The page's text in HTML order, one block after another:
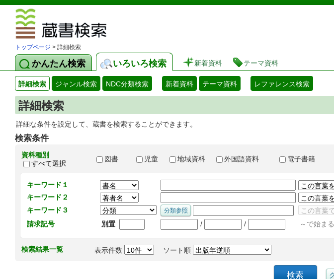
トップページ > 詳細検索
かんたん検索 いろいろ検索 新着資料 テーマ資料
詳細検索 ジャンル検索 NDC分類検索 新着資料 テーマ資料 レファレンス検索
詳細検索
詳細な条件を設定して、蔵書を検索することができます。
検索条件
資料種別
すべて選択
図書 児童 地域資料 外国語資料 電子書籍
キーワード１
キーワード２
キーワード３
請求記号
別置 / / ～で始まる
検索結果一覧 表示件数 ソート順